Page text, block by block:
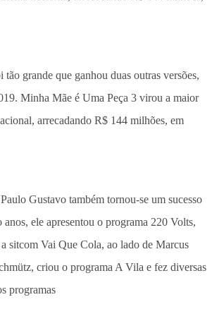
grande que ganhou duas outras versões,
Minha Mãe é Uma Peça 3 virou a maior
arrecadando R$ 144 milhões, em